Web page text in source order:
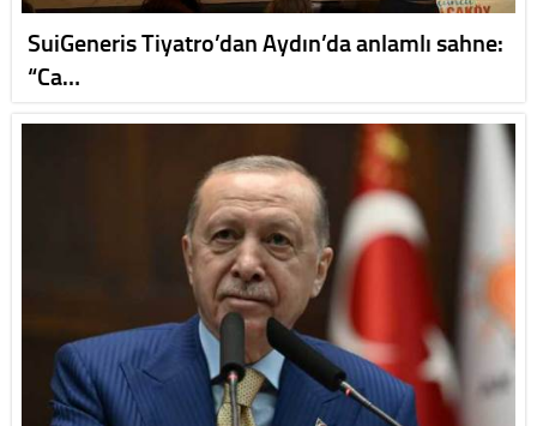
SuiGeneris Tiyatro’dan Aydın’da anlamlı sahne:
“Ca…